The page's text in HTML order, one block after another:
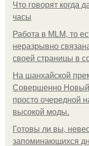
Что говорят когда
часы
Работа в MLM, то
неразрывно
своей страницы в
На шанхайской
Совершенно Новый
просто очередной
высокой моды.
Готовы ли вы,
запоминающихся